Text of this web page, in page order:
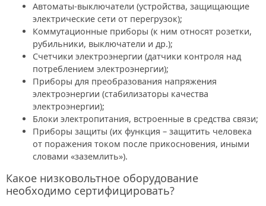
Автоматы-выключатели (устройства, защищающие
электрические сети от перегрузок);
Коммутационные приборы (к ним относят розетки,
рубильники, выключатели и др.);
Счетчики электроэнергии (датчики контроля над
потреблением электроэнергии);
Приборы для преобразования напряжения
электроэнергии (стабилизаторы качества
электроэнергии);
Блоки электропитания, встроенные в средства связи;
Приборы защиты (их функция – защитить человека
от поражения током после прикосновения, иными
словами «заземлить»).
Какое низковольтное оборудование
необходимо сертифицировать?